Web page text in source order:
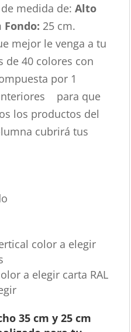
medida de:Alto
Fondo: 25 cm.
mejor le venga a tu
de 40 colores con
por 1
para que
los productos del
cubrirá tus
color a elegir
a elegir carta RAL
35 cm y 25 cm